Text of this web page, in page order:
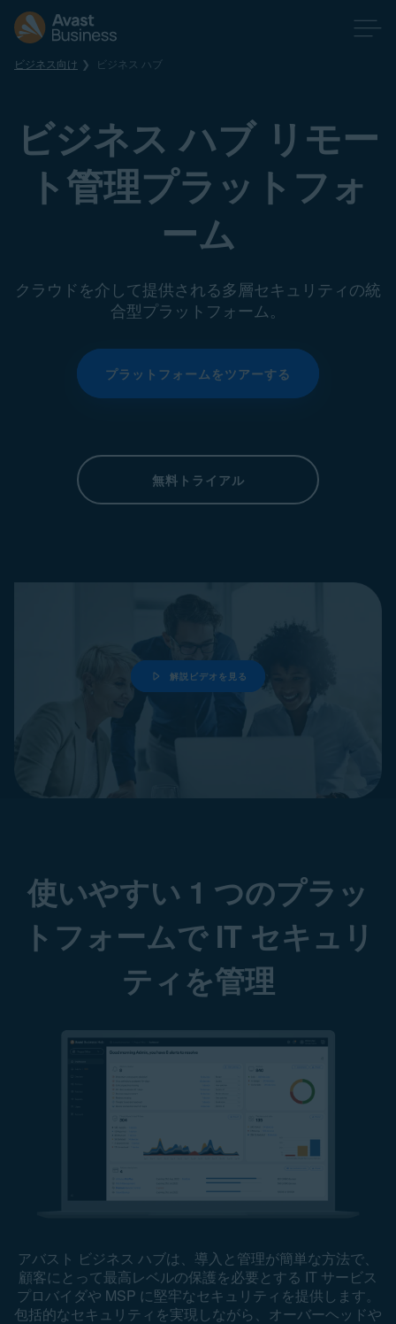
ビジネス向け ビジネス ハブ
ビジネス ハブ リモー
ト管理プラットフォ
ーム
クラウドを介して提供される多層セキュリティの統
合型プラットフォーム。
プラットフォームをツアーする
無料トライアル
解説ビデオを見る
使いやすい 1 つのプラッ
トフォームで IT セキュリ
ティを管理
アバスト ビジネス ハブは、導入と管理が簡単な方法で、
顧客にとって最高レベルの保護を必要とする IT サービス
プロバイダや MSP に堅牢なセキュリティを提供します。
包括的なセキュリティを実現しながら、オーバーヘッドや